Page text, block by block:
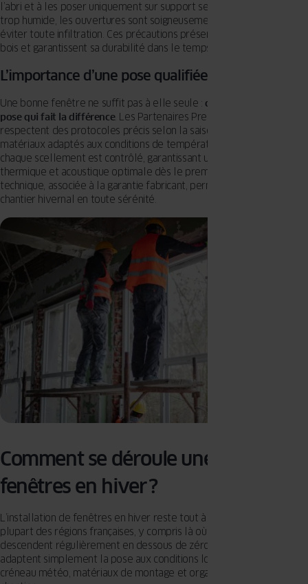
l’abri et à les poser uniquement sur support sec. Si la météo devient
trop humide, les ouvertures sont soigneusement bâchées pour
éviter toute infiltration. Ces précautions préservent la stabilité du
bois et garantissent sa durabilité dans le temps.
L’importance d’une pose qualifiée
Une bonne fenêtre ne suffit pas à elle seule : c’est la qualité de la
pose qui fait la différence. Les Partenaires Premium OKNOPLAST
respectent des protocoles précis selon la saison et utilisent des
matériaux adaptés aux conditions de température. Chaque joint,
chaque scellement est contrôlé, garantissant une performance
thermique et acoustique optimale dès le premier jour. Cette rigueur
technique, associée à la garantie fabricant, permet d’aborder un
chantier hivernal en toute sérénité.
Comment se déroule une pose de
fenêtres en hiver ?
L’installation de fenêtres en hiver reste tout à fait possible dans la
plupart des régions françaises, y compris là où les températures
descendent régulièrement en dessous de zéro. Les professionnels
adaptent simplement la pose aux conditions locales : choix du bon
créneau météo, matériaux de montage et organisation précise du